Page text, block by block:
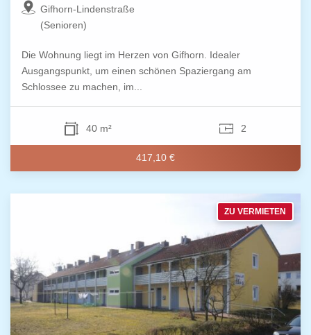
Gifhorn-Lindenstraße
(Senioren)
Die Wohnung liegt im Herzen von Gifhorn. Idealer
Ausgangspunkt, um einen schönen Spaziergang am
Schlossee zu machen, im...
40 m² 2
417,10 €
ZU VERMIETEN